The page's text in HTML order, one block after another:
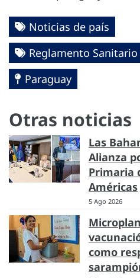
Noticias de país
Reglamento
Paraguay
Otras noticias
Las
Alianza
Primaria
Américas
5 Ago 2026
como